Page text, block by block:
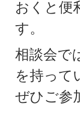
おくと便
す。
相談会で
を持って
ぜひご参